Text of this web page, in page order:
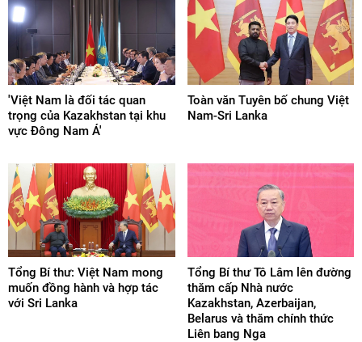
'Việt Nam là đối tác quan
trọng của Kazakhstan tại khu
vực Đông Nam Á'
Toàn văn Tuyên bố chung Việt
Nam-Sri Lanka
Tổng Bí thư: Việt Nam mong
muốn đồng hành và hợp tác
với Sri Lanka
Tổng Bí thư Tô Lâm lên đường
thăm cấp Nhà nước
Kazakhstan, Azerbaijan,
Belarus và thăm chính thức
Liên bang Nga